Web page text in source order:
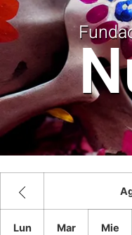
Lun Mar Mie